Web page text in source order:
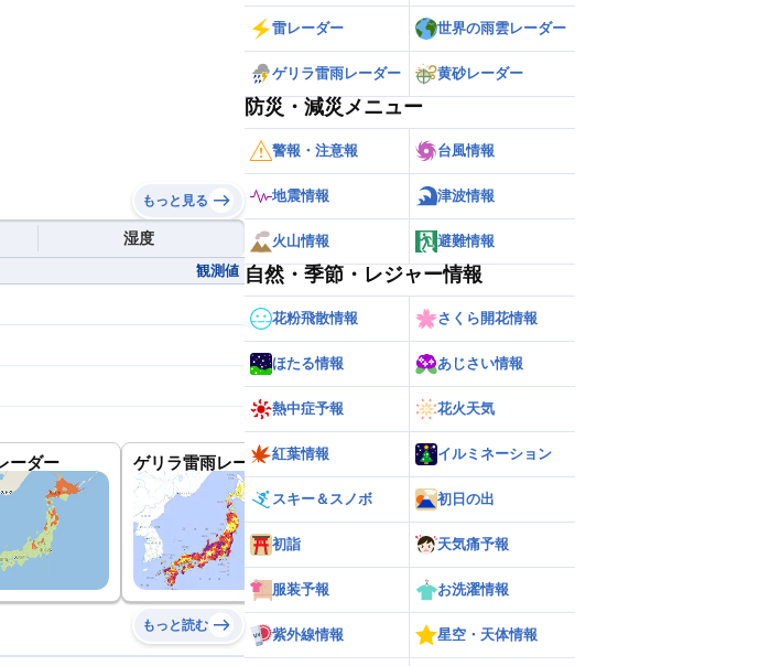
もっと見る
湿度
観測値
ーダー ゲリラ雷雨レーダー 世界の雨雲レーダー
もっと読む
雷レーダー 世界の雨雲レーダー
ゲリラ雷雨レーダー 黄砂レーダー
防災・減災メニュー
警報・注意報 台風情報
地震情報 津波情報
火山情報 避難情報
自然・季節・レジャー情報
花粉飛散情報 さくら開花情報
ほたる情報 あじさい情報
熱中症予報 花火天気
紅葉情報 イルミネーション
スキー＆スノボ 初日の出
初詣 天気痛予報
服装予報 お洗濯情報
紫外線情報 星空・天体情報